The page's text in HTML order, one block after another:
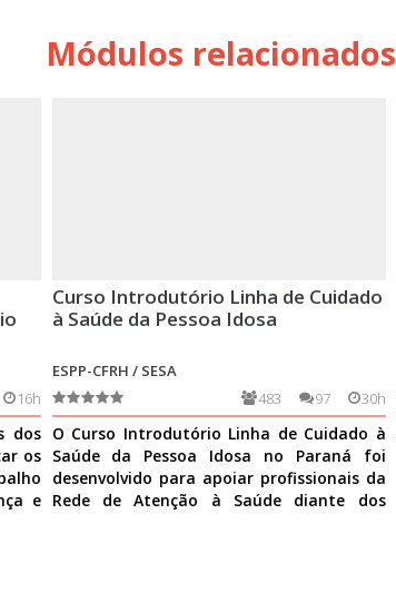
Módulos relacionados
16h
dos
os
e
Curso Introdutório Linha de Cuidado
à Saúde da Pessoa Idosa
ESPP-CFRH / SESA
30h
97
483
O Curso Introdutório Linha de Cuidado à
Saúde da Pessoa Idosa no Paraná foi
desenvolvido para apoiar profissionais da
Rede de Atenção à Saúde diante dos